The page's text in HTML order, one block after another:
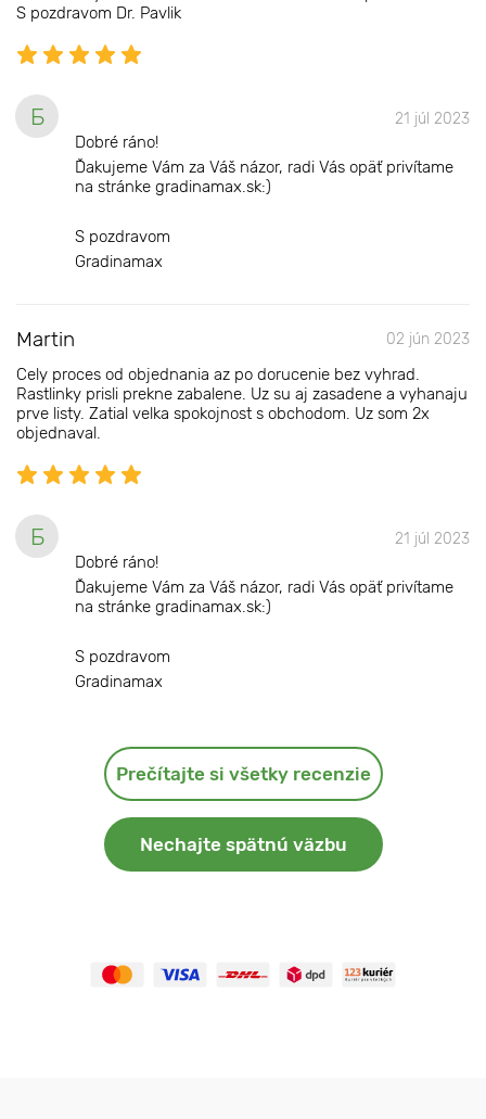
S pozdravom Dr. Pavlik
Б 21 júl 2023
Dobré ráno!
Ďakujeme Vám za Váš názor, radi Vás opäť privítame
na stránke gradinamax.sk:)
S pozdravom
Gradinamax
Martin 02 jún 2023
Cely proces od objednania az po dorucenie bez vyhrad.
Rastlinky prisli prekne zabalene. Uz su aj zasadene a vyhanaju
prve listy. Zatial velka spokojnost s obchodom. Uz som 2x
objednaval.
Б 21 júl 2023
Dobré ráno!
Ďakujeme Vám za Váš názor, radi Vás opäť privítame
na stránke gradinamax.sk:)
S pozdravom
Gradinamax
Prečítajte si všetky recenzie
Nechajte spätnú väzbu